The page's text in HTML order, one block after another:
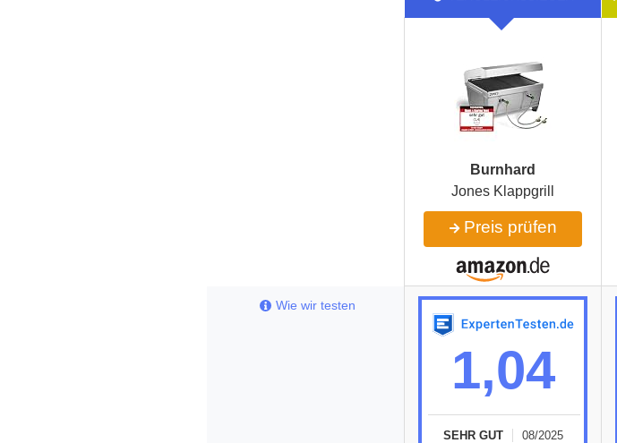
Burnhard
Jones Klappgrill
Preis prüfen
1,04
SEHR GUT 08/2025
Wie wir testen